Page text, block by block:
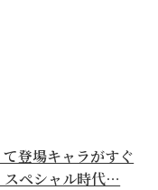
登場キャラがすぐ
スペシャル時代…